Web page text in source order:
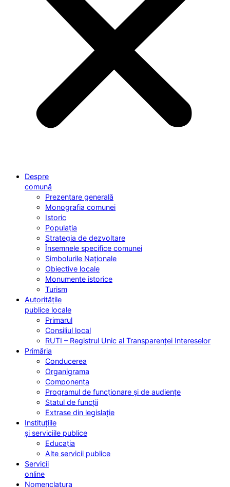
Despre
comună
Prezentare generală
Monografia comunei
Istoric
Populația
Strategia de dezvoltare
Însemnele specifice comunei
Simbolurile Naționale
Obiective locale
Monumente istorice
Turism
Autoritățile
publice locale
Primarul
Consiliul local
RUTI – Registrul Unic al Transparenței Intereselor
Primăria
Conducerea
Organigrama
Componența
Programul de funcționare și de audiențe
Statul de funcții
Extrase din legislație
Instituțiile
și serviciile publice
Educația
Alte servicii publice
Servicii
online
Nomenclatura